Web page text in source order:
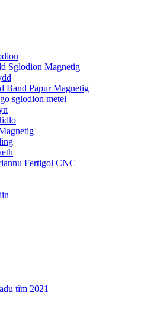
Sglodion Magnetig
Band Papur Magnetig
sglodion metel
Fertigol CNC
tîm 2021